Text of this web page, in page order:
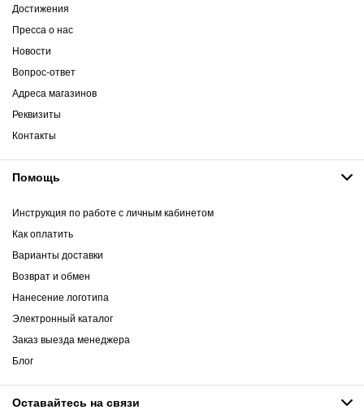
Достижения
Пресса о нас
Новости
Вопрос-ответ
Адреса магазинов
Реквизиты
Контакты
Помощь
Инструкция по работе с личным кабинетом
Как оплатить
Варианты доставки
Возврат и обмен
Нанесение логотипа
Электронный каталог
Заказ выезда менеджера
Блог
Оставайтесь на связи